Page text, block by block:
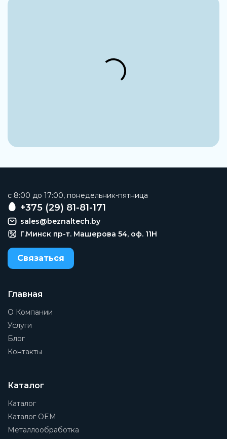
Максимальное рабочее давление
Диаметр номинальный
DN50
Давление номинальное
Присоединение 1
Присоединение 2
Группа
Поплавковые
Рабочая среда
Наименование
c 8:00 до 17:00, понедельник-пятница
+375 (29) 81-81-171
sales@beznaltech.by
Г.Минск пр-т. Машерова 54, оф. 11H
Связаться
Главная
О Компании
Услуги
Блог
Контакты
Каталог
Каталог
Каталог OEM
Металлообработка